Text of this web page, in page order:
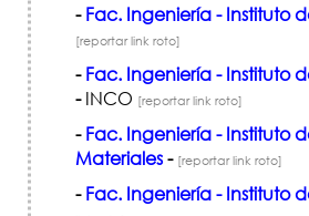
- Fac. Ingeniería - Instituto
[reportar link roto]
- Fac. Ingeniería - Instituto
-INCO [reportar link roto]
- Fac. Ingeniería - Instituto
Materiales- [reportar link roto]
- Fac. Ingeniería - Instituto